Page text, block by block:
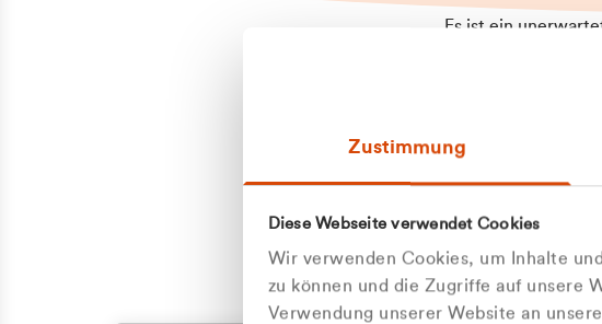
Zustimmung
Diese Webseite verwendet Cookies
Wir verwenden Cookies, um Inhalte
zu können und die Zugriffe auf unsere
Verwendung unserer Website an
Zu
Es ist ein
aufgetretenen
Zum Abfallberater
Oder